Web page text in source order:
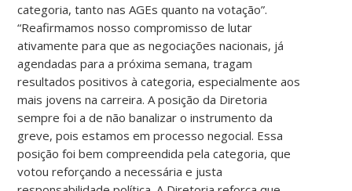
categoria, tanto nas AGEs quanto na votação”.
“Reafirmamos nosso compromisso de lutar
ativamente para que as negociações nacionais, já
agendadas para a próxima semana, tragam
resultados positivos à categoria, especialmente aos
mais jovens na carreira. A posição da Diretoria
sempre foi a de não banalizar o instrumento da
greve, pois estamos em processo negocial. Essa
posição foi bem compreendida pela categoria, que
votou reforçando a necessária e justa